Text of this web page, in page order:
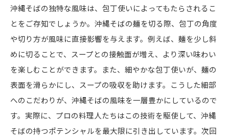
沖縄そばの独特な風味は、包丁使いによってもたらされるこ
とをご存知でしょうか。沖縄そばの麺を切る際、包丁の角度
や切り方が風味に直接影響を与えます。例えば、麺を少し斜
めに切ることで、スープとの接触面が増え、より深い味わい
を楽しむことができます。また、細やかな包丁使いが、麺の
表面を滑らかにし、スープの吸収を助けます。こうした細部
へのこだわりが、沖縄そばの風味を一層豊かにしているので
す。実際に、プロの料理人たちはこの技術を駆使して、沖縄
そばの持つポテンシャルを最大限に引き出しています。次回